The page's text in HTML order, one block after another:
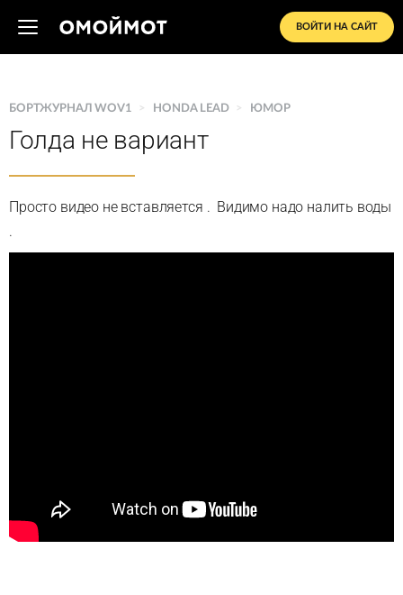
ВОЙТИ НА САЙТ
БОРТЖУРНАЛ WOV1 > HONDA LEAD > ЮМОР
Голда не вариант
Просто видео не вставляется . Видимо надо налить воды
.